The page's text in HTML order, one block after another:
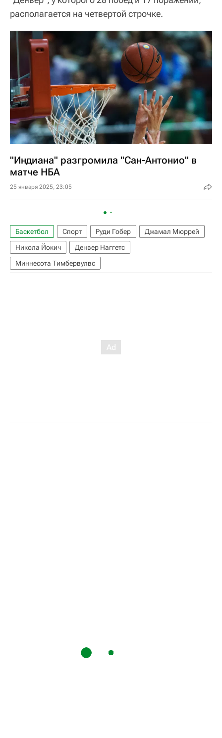
располагается на четвертой строчке.
"Индиана" разгромила "Сан-Антонио" в
матче НБА
25 января 2025, 23:05
Баскетбол Спорт Руди Гобер
Джамал Мюррей
Никола Йокич
Денвер Наггетс
Миннесота Тимбервулвс